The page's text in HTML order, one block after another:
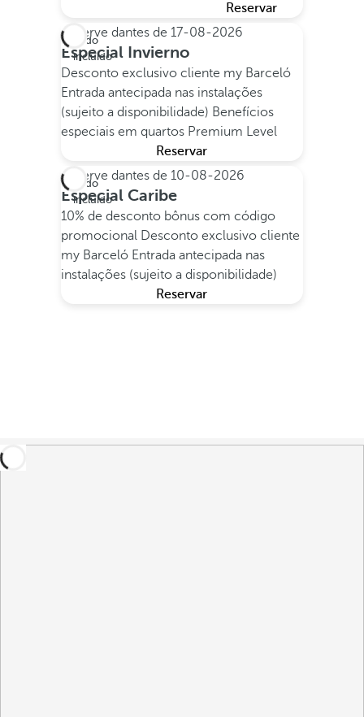
Reservar
Tudo
incluído
Reserve dantes de 17-08-2026
Especial Invierno
Desconto exclusivo cliente my Barceló
Entrada antecipada nas instalações
(sujeito a disponibilidade) Benefícios
especiais em quartos Premium Level
Reservar
Tudo
incluído
Reserve dantes de 10-08-2026
Especial Caribe
10% de desconto bônus com código
promocional Desconto exclusivo cliente
my Barceló Entrada antecipada nas
instalações (sujeito a disponibilidade)
Reservar